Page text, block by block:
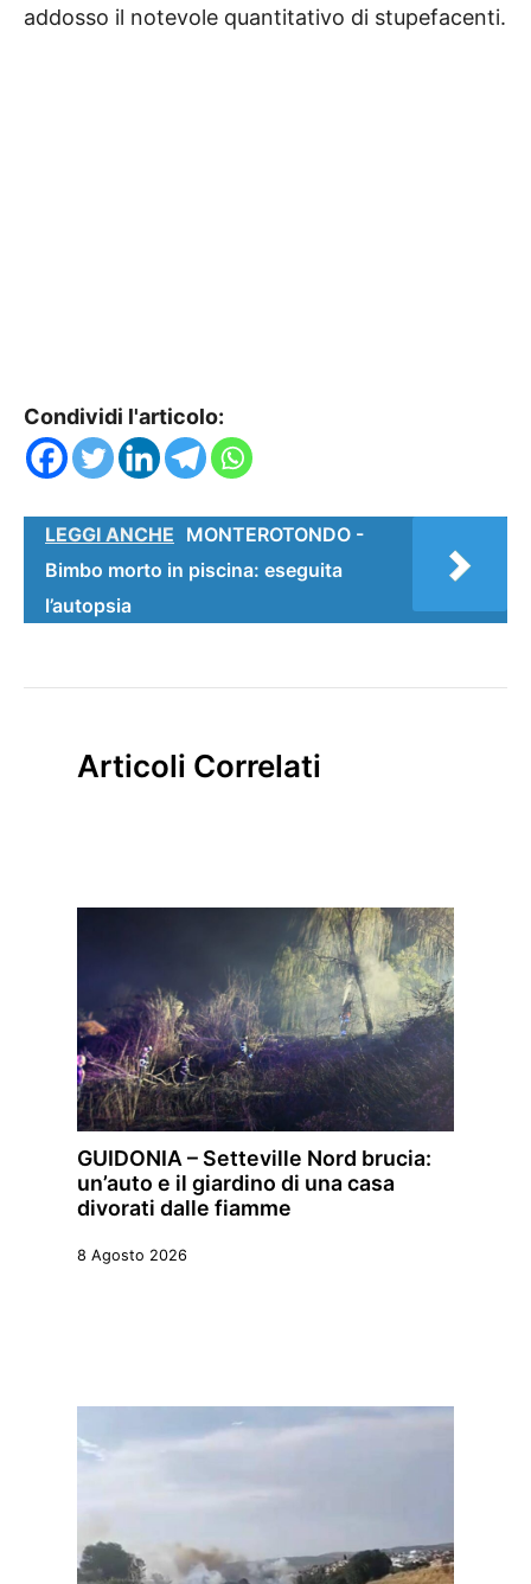
addosso il notevole quantitativo di stupefacenti.
Condividi l'articolo:
LEGGI ANCHE MONTEROTONDO -
Bimbo morto in piscina: eseguita
l’autopsia
Articoli Correlati
GUIDONIA – Setteville Nord brucia:
un’auto e il giardino di una casa
divorati dalle fiamme
8 Agosto 2026